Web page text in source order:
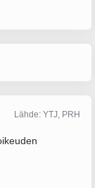
Lähde: YTJ, PRH